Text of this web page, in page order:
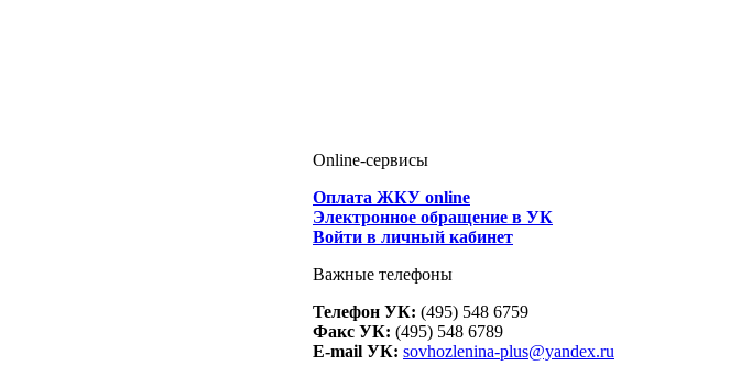
Online-сервисы
Оплата ЖКУ online
Электронное обращение в УК
Войти в личный кабинет
Важные телефоны
Телефон УК: (495) 548 6759
Факс УК: (495) 548 6789
E-mail УК: sovhozlenina-plus@yandex.ru